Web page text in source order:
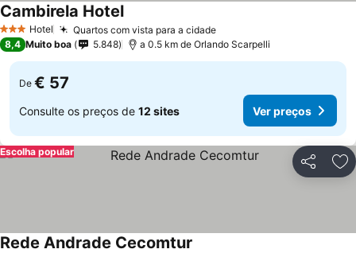
3 EstrelasHotel Quartos com vista para a cidadeVer preços
Cambirela HotelVer preços
8,4 Muito boa 5.848 a 0.5 km de Orlando Scarpelli
De € 57
Consulte os preços de 12 sites Ver preços
Partilhar
Escolha popular
Rede Andrade Cecomtur